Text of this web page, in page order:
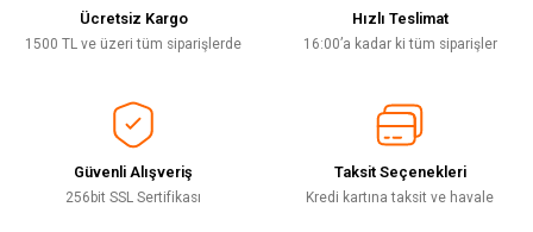
Ürün açıklamasında eksik bilgiler bulunuyor.
Ürün bilgilerinde hatalar bulunuyor.
Bu ürüne benzer farklı alternatifler olmalı.
Deneyimini Paylaş
Ücretsiz Kargo
1500 TL ve üzeri tüm siparişlerde
Hızlı Teslimat
16:00’a kadar ki tüm siparişler
Güvenli Alışveriş
256bit SSL Sertifikası
Taksit Seçenekleri
Kredi kartına taksit ve havale